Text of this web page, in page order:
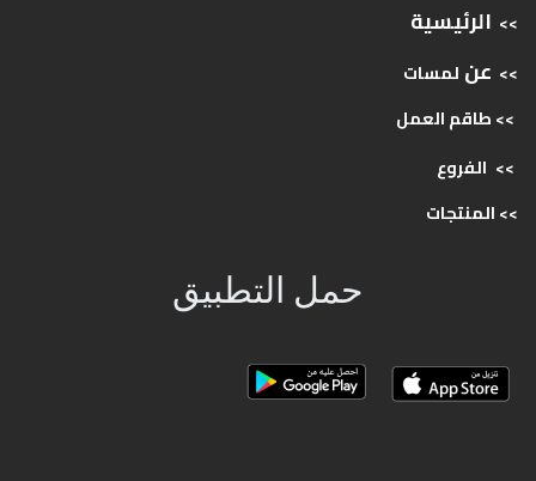
>> الرئيسية
>> عن لمسات
>> طاقمالعمل
>> الفروع
>>المنتجات
حمل التطبيق